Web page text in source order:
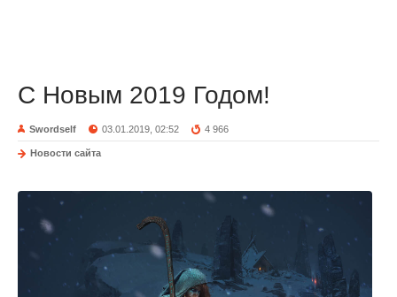
С Новым 2019 Годом!
Swordself 03.01.2019, 02:52 4 966
Новости сайта